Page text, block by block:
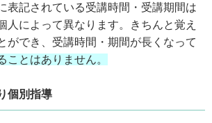
表記されている受講時間・受講期間は
人によって異なります。きちんと覚え
ができ、受講時間・期間が長くなって
ことはありません。
個別指導